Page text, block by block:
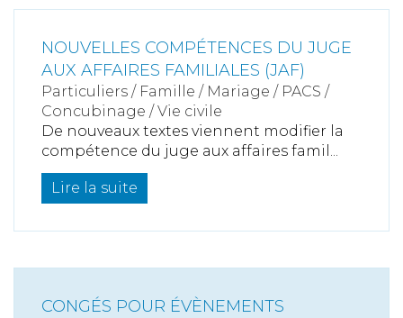
NOUVELLES COMPÉTENCES DU JUGE
AUX AFFAIRES FAMILIALES (JAF)
Particuliers / Famille / Mariage / PACS /
Concubinage / Vie civile
De nouveaux textes viennent modifier la
compétence du juge aux affaires famil...
Lire la suite
CONGÉS POUR ÉVÈNEMENTS